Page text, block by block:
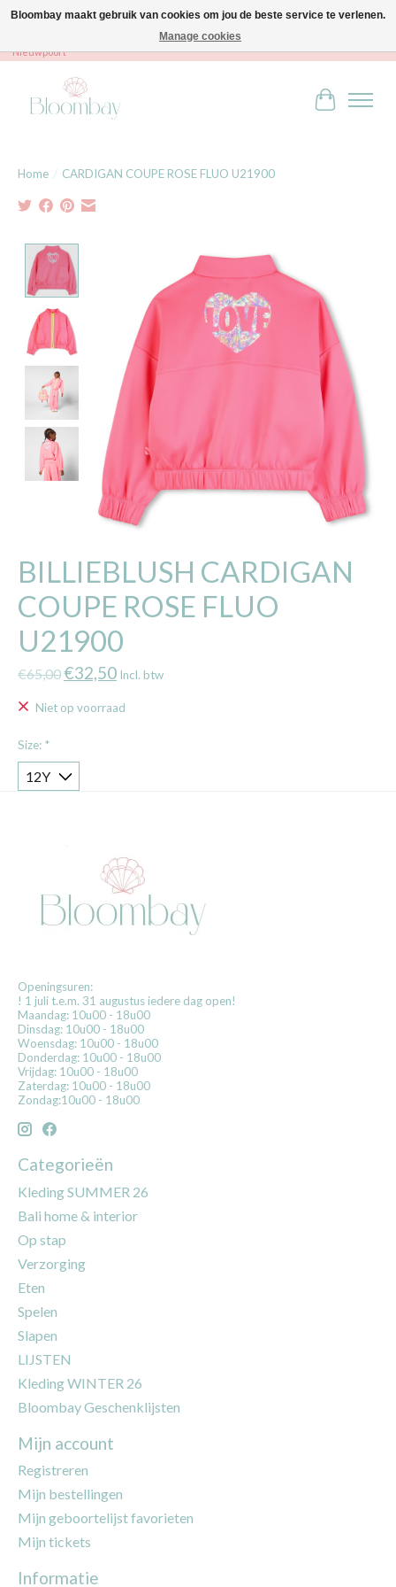
Bloombay - Babies & Kids - Bali home & interior - Robert Orlentpromenade 9A -
Nieuwpoort
Home / CARDIGAN COUPE ROSE FLUO U21900
Product image slideshow Items
BILLIEBLUSH CARDIGAN
COUPE ROSE FLUO
U21900
€65,00€32,50 Incl. btw
Niet op voorraad
Size: *
Openingsuren:
! 1 juli t.e.m. 31 augustus iedere dag open!
Maandag: 10u00 - 18u00
Dinsdag: 10u00 - 18u00
Woensdag: 10u00 - 18u00
Donderdag: 10u00 - 18u00
Vrijdag: 10u00 - 18u00
Zaterdag: 10u00 - 18u00
Zondag:10u00 - 18u00
Categorieën
Kleding SUMMER 26
Bali home & interior
Op stap
Verzorging
Eten
Spelen
Slapen
LIJSTEN
Kleding WINTER 26
Bloombay Geschenklijsten
Mijn account
Registreren
Mijn bestellingen
Mijn geboortelijst favorieten
Mijn tickets
Informatie
Bloombay maakt gebruik van cookies om jou de beste service te verlenen.
Manage cookies